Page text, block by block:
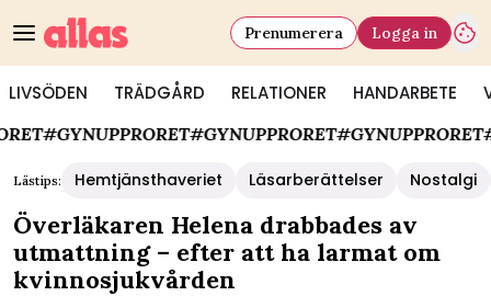
LIVSÖDEN TRÄDGÅRD RELATIONER HANDARBETE
Prenumerera Logga in
#GYNUPPRORET#GYNUPPRORET
Lästips: Hemtjänsthaveriet Läsarberättelser Nostalgi
Överläkaren Helena drabbades av
utmattning – efter att ha larmat om
kvinnosjukvården